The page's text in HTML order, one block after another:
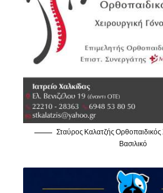
Σταύρος Καλατζής Ορθοπαιδικός
Βασιλικό